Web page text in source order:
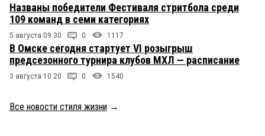
Названы победители Фестиваля стритбола среди
109 команд в семи категориях
5 августа 09:30 0 1117
В Омске сегодня стартует VI розыгрыш
предсезонного турнира клубов МХЛ — расписание
3 августа 10:20 0 1540
Все новости стиля жизни →